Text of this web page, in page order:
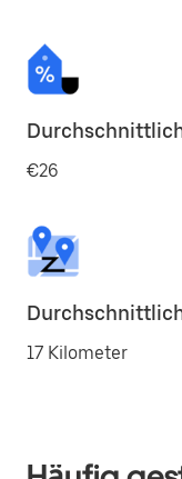
€26
17 Kilometer